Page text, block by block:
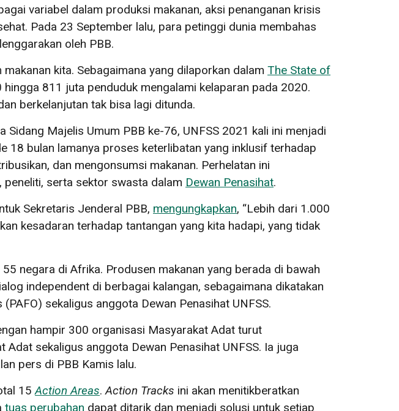
variabel dalam produksi makanan, aksi penanganan krisis
Pada 23 September lalu, para petinggi dunia membahas
oleh PBB.
kita. Sebagaimana yang dilaporkan dalam The State of
hingga 811 juta penduduk mengalami kelaparan pada 2020.
berkelanjutan tak bisa lagi ditunda.
Majelis Umum PBB ke-76, UNFSS 2021 kali ini menjadi
18 bulan lamanya proses keterlibatan yang inklusif terhadap
dan mengonsumsi makanan. Perhelatan ini
serta sektor swasta dalam Dewan Penasihat.
Sekretaris Jenderal PBB, mengungkapkan, “Lebih dari 1.000
kesadaran terhadap tantangan yang kita hadapi, yang tidak
negara di Afrika. Produsen makanan yang berada di bawah
independent di berbagai kalangan, sebagaimana dikatakan
sekaligus anggota Dewan Penasihat UNFSS.
hampir 300 organisasi Masyarakat Adat turut
sekaligus anggota Dewan Penasihat UNFSS. Ia juga
pers di PBB Kamis lalu.
15 Action Areas. Action Tracks ini akan menitikberatkan
tuas perubahan dapat ditarik dan menjadi solusi untuk setiap